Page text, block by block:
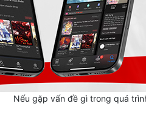
Nếu gặp vấn đề gì trong quá